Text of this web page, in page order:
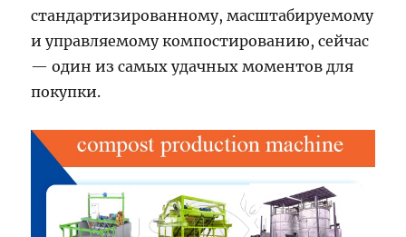
стандартизированному, масштабируемому
и управляемому компостированию, сейчас
— один из самых удачных моментов для
покупки.